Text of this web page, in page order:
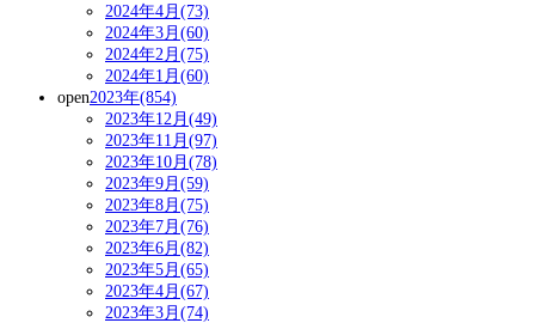
2024年4月(73)
2024年3月(60)
2024年2月(75)
2024年1月(60)
open2023年(854)
2023年12月(49)
2023年11月(97)
2023年10月(78)
2023年9月(59)
2023年8月(75)
2023年7月(76)
2023年6月(82)
2023年5月(65)
2023年4月(67)
2023年3月(74)